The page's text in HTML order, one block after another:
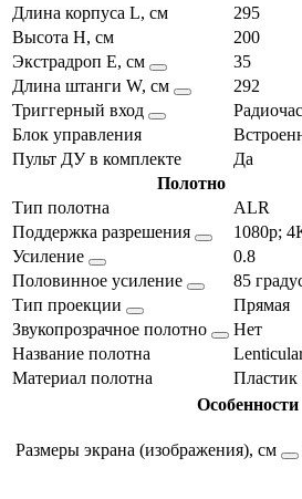
Длина корпуса L, см
295
Высота H, см
200
Экстрадроп E, см
35
Длина штанги W, см
292
Триггерный вход
Блок управления
Пульт ДУ в комплекте
Да
Полотно
Тип полотна
ALR
Поддержка разрешения
1080p;
Усиление
0.8
Половинное усиление
85
Тип проекции
Прямая
Звукопрозрачное полотно
Нет
Название полотна
Материал полотна
Пластик
Особенности
Размеры экрана (изображения), см